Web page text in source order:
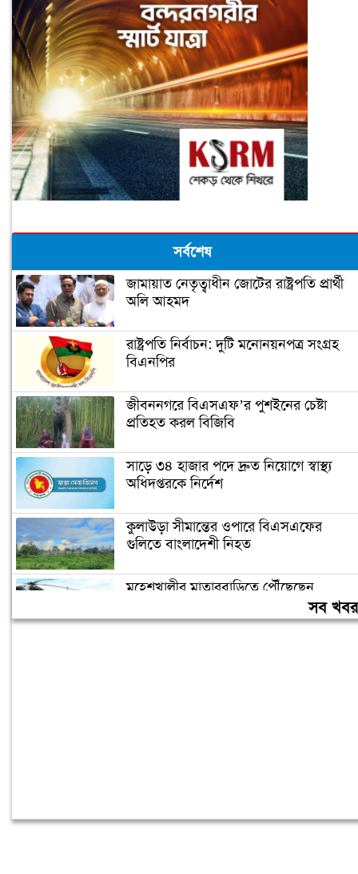
সর্বশেষ
জামায়াত নেতৃত্বাধীন জোটের রাষ্ট্রপতি প্রার্থী
অলি আহমদ
রাষ্ট্রপতি নির্বাচন: দুটি মনোনয়নপত্র সংগ্রহ
বিএনপির
জীবননগরে বিএসএফ’র পুশইনের চেষ্টা
প্রতিহত করল বিজিবি
সাড়ে ৩৪ হাজার পদে দ্রুত নিয়োগে স্বাস্থ্য
অধিদপ্তরকে নির্দেশ
কুলাউড়া সীমান্তের ওপারে বিএসএফের
গুলিতে বাংলাদেশী নিহত
মহেশখালীর মাতারবাড়িতে পৌঁছেছেন
সব